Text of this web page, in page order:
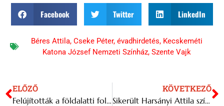
Facebook Twitter LinkedIn
Béres Attila, Cseke Péter, évadhirdetés, Kecskeméti
Katona József Nemzeti Színház, Szente Vajk
ELŐZŐ
Felújították a földalatti folyosók bejáratát a füleki vár alatt
KÖVETKEZŐ
Sikerült Harsányi Attila színművész rekordkísérlete